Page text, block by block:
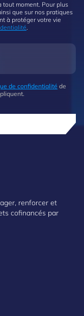
tout moment. Pour plus
que sur nos pratiques
à protéger votre vie
.
de confidentialité de
renforcer et
cofinancés par